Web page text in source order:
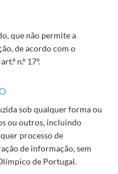
que não permite a
de acordo com o
n.º 17º.
sob qualquer forma ou
ou outros, incluindo
processo de
de informação, sem
de Portugal.